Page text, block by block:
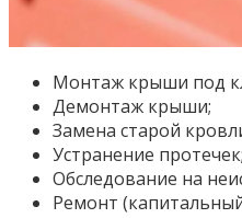
Монтаж крыши под
Демонтаж крыши;
Замена старой
Устранение протечек;
Обследование на
Ремонт